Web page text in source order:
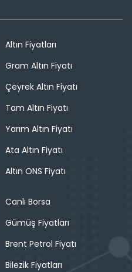
Altın Fiyatları
Gram Altın Fiyatı
Çeyrek Altın Fiyatı
Tam Altın Fiyatı
Yarım Altın Fiyatı
Ata Altın Fiyatı
Altın ONS Fiyatı
Canlı Borsa
Gümüş Fiyatları
Brent Petrol Fiyatı
Bilezik Fiyatları